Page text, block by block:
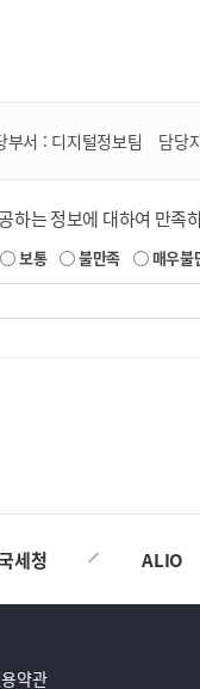
부서 : 디지털정보팀 담당
하는 정보에 대하여 만족
보통 불만족 매우불
세청 ALIO
약관